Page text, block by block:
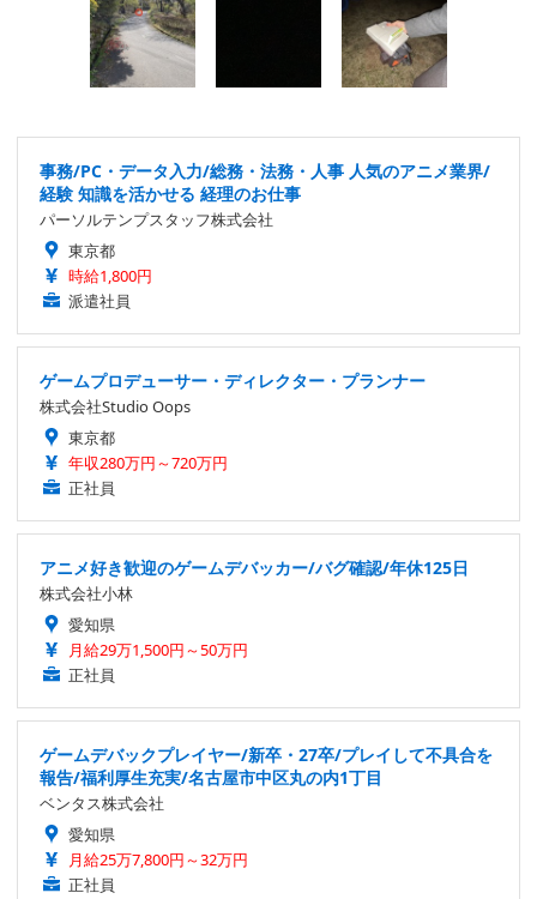
事務/PC・データ入力/総務・法務・人事 人気のアニメ業界/
経験 知識を活かせる 経理のお仕事
パーソルテンプスタッフ株式会社
東京都
時給1,800円
派遣社員
ゲームプロデューサー・ディレクター・プランナー
株式会社Studio Oops
東京都
年収280万円～720万円
正社員
アニメ好き歓迎のゲームデバッカー/バグ確認/年休125日
株式会社小林
愛知県
月給29万1,500円～50万円
正社員
ゲームデバックプレイヤー/新卒・27卒/プレイして不具合を
報告/福利厚生充実/名古屋市中区丸の内1丁目
ベンタス株式会社
愛知県
月給25万7,800円～32万円
正社員